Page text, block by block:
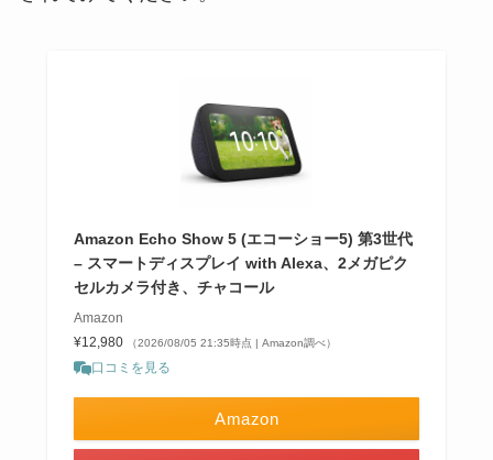
Amazon Echo Show 5 (エコーショー5) 第3世代
– スマートディスプレイ with Alexa、2メガピク
セルカメラ付き、チャコール
Amazon
¥12,980
（2026/08/05 21:35時点 | Amazon調べ）
口コミを見る
Amazon